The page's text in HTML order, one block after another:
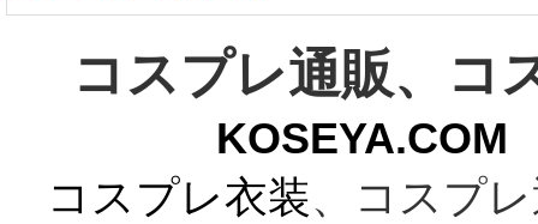
コスプレ通販、コ
コスプレ衣装、コスプ